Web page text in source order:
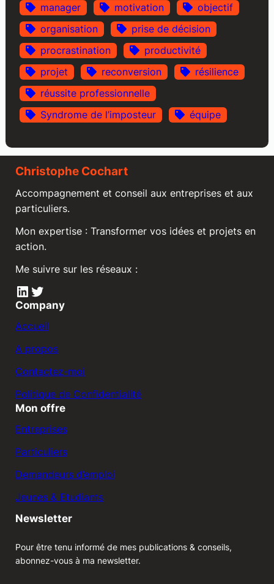
manager
motivation
objectif
organisation
prise de décision
procrastination
productivité
projet
reconversion
résilience
réussite professionnelle
Syndrome de l’imposteur
équipe
Christophe Cochart
Accompagnement et conseil aux entreprises et aux
particuliers.
Mon expertise : Transformer vos idées et projets en
action.
Me suivre sur les réseaux :
LinkedIn Twitter
Company
Accueil
A propos
Contactez-moi
Politique de Confidentialité
Mon offre
Entreprises
Particuliers
Demandeurs d’emploi
Jeunes & Etudiants
Newsletter
Pour être tenu informé de mes publications & conseils,
abonnez-vous à ma newsletter.